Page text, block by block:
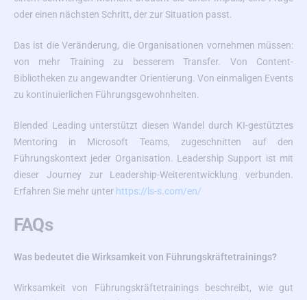
oder einen nächsten Schritt, der zur Situation passt.
Das ist die Veränderung, die Organisationen vornehmen müssen:
von mehr Training zu besserem Transfer. Von Content-
Bibliotheken zu angewandter Orientierung. Von einmaligen Events
zu kontinuierlichen Führungsgewohnheiten.
Blended Leading unterstützt diesen Wandel durch KI-gestütztes
Mentoring in Microsoft Teams, zugeschnitten auf den
Führungskontext jeder Organisation. Leadership Support ist mit
dieser Journey zur Leadership-Weiterentwicklung verbunden.
Erfahren Sie mehr unter https://ls-s.com/en/
FAQs
Was bedeutet die Wirksamkeit von Führungskräftetrainings?
Wirksamkeit von Führungskräftetrainings beschreibt, wie gut